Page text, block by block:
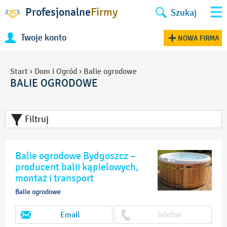
ProfesjonalneFirmy Szukaj
Twoje konto NOWA FIRMA
Start › Dom i Ogród › Balie ogrodowe
BALIE OGRODOWE
Filtruj
Balie ogrodowe Bydgoszcz –
producent balii kąpielowych,
montaż i transport
Balie ogrodowe
Email Telefon